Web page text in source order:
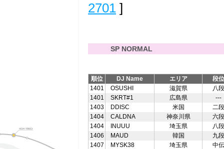
2701 ]
SP NORMAL
順位 DJ Name エリア
段位
1401
OSUSHI 滋賀県
八段
1401
SKRT#1 広島県
---
1403
DDISC 米国
二段
1404
CALDNA 神奈川県
六段
1404
INUUU 埼玉県
八段
1406
MAUD 韓国
九段
1407
MYSK38 埼玉県
中伝